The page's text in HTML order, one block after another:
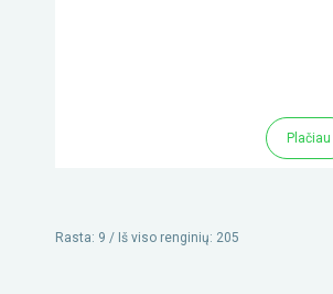
Plačiau
Rasta: 9 / Iš viso renginių: 205